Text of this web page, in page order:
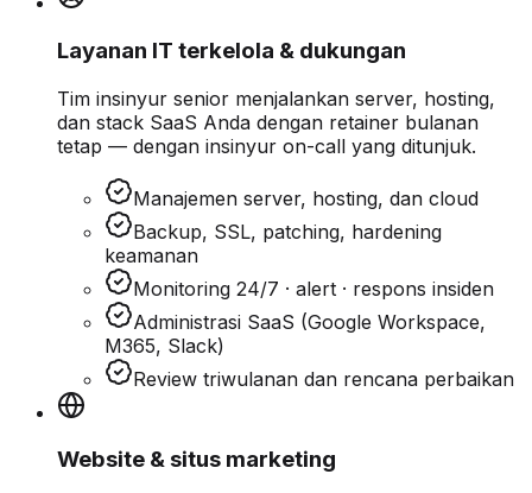
Layanan IT terkelola & dukungan
Tim insinyur senior menjalankan server, hosting,
dan stack SaaS Anda dengan retainer bulanan
tetap — dengan insinyur on-call yang ditunjuk.
Manajemen server, hosting, dan cloud
Backup, SSL, patching, hardening
keamanan
Monitoring 24/7 · alert · respons insiden
Administrasi SaaS (Google Workspace,
M365, Slack)
Review triwulanan dan rencana perbaikan
Website & situs marketing